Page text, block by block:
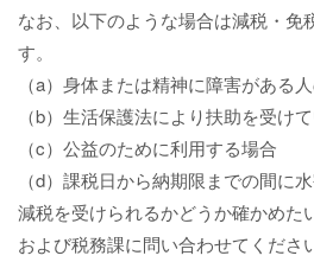
なお、以下のような場合は減税・免
す。
（a）身体または精神に障害がある
（b）生活保護法により扶助を受け
（c）公益のために利用する場合
（d）課税日から納期限までの間に
減税を受けられるかどうか確かめた
および税務課に問い合わせてくださ